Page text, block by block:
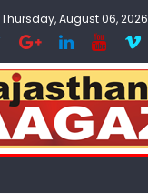
Thursday, August 06, 2026